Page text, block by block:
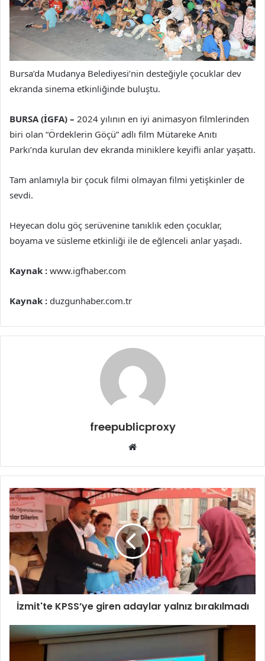
Bursa’da Mudanya Belediyesi’nin desteğiyle çocuklar dev
ekranda sinema etkinliğinde buluştu.
BURSA (İGFA) – 2024 yılının en iyi animasyon filmlerinden
biri olan “Ördeklerin Göçü” adlı film Mütareke Anıtı
Parkı’nda kurulan dev ekranda miniklere keyifli anlar yaşattı.
Tam anlamıyla bir çocuk filmi olmayan filmi yetişkinler de
sevdi.
Heyecan dolu göç serüvenine tanıklık eden çocuklar,
boyama ve süsleme etkinliği ile de eğlenceli anlar yaşadı.
Kaynak : www.igfhaber.com
Kaynak : duzgunhaber.com.tr
freepublicproxy
Web
İzmit'te KPSS’ye giren adaylar yalnız bırakılmadı